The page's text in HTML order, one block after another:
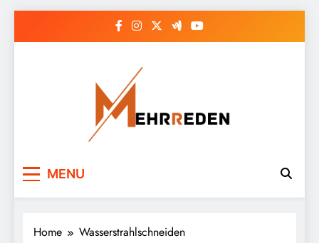
MENU
Home Wasserstrahlschneiden